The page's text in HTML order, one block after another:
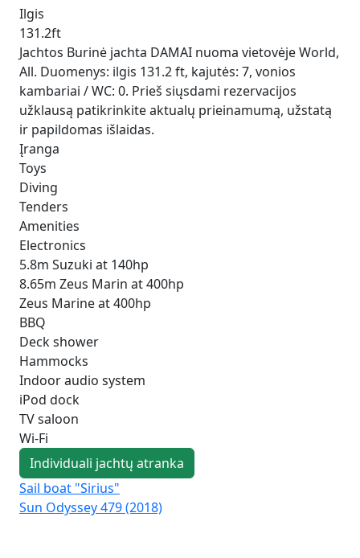
Ilgis
131.2ft
Jachtos Burinė jachta DAMAI nuoma vietovėje World,
All. Duomenys: ilgis 131.2 ft, kajutės: 7, vonios
kambariai / WC: 0. Prieš siųsdami rezervacijos
užklausą patikrinkite aktualų prieinamumą, užstatą
ir papildomas išlaidas.
Įranga
Toys
Diving
Tenders
Amenities
Electronics
5.8m Suzuki at 140hp
8.65m Zeus Marin at 400hp
Zeus Marine at 400hp
BBQ
Deck shower
Hammocks
Indoor audio system
iPod dock
TV saloon
Wi-Fi
Individuali jachtų atranka
Sail boat "Sirius"
Sun Odyssey 479 (2018)